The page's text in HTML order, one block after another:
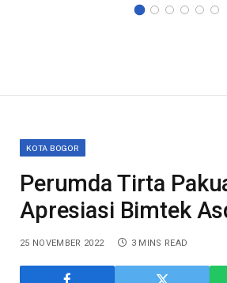
KOTA BOGOR
Perumda Tirta
Apresiasi Bimtek
25 NOVEMBER 2022 3 MINS READ